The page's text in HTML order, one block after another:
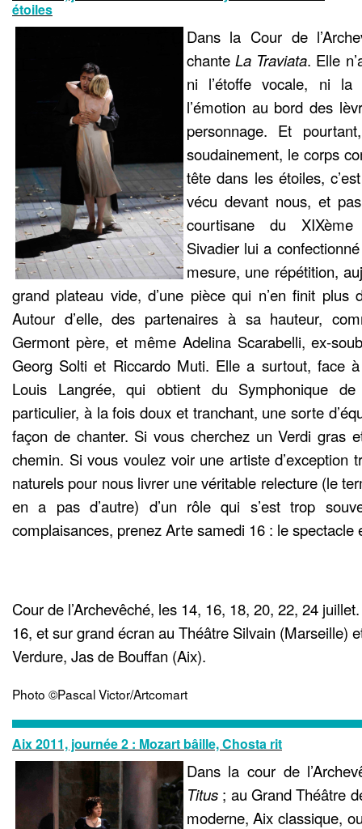
étoiles
Dans la Cour de
chante La Traviata. Elle
ni l’étoffe vocale, ni
l’émotion au bord des
personnage. Et
soudainement, le corps
tête dans les étoiles,
vécu devant nous, et
courtisane du XIXème
Sivadier lui a
mesure, une répétition,
grand plateau vide, d’une pièce qui n’en finit plus
Autour d’elle, des partenaires à sa hauteur,
Germont père, et même Adelina Scarabelli, ex-
Georg Solti et Riccardo Muti. Elle a surtout, face
Louis Langrée, qui obtient du Symphonique
particulier, à la fois doux et tranchant, une sorte
façon de chanter. Si vous cherchez un Verdi gras
chemin. Si vous voulez voir une artiste d’exception
naturels pour nous livrer une véritable relecture (le
en a pas d’autre) d’un rôle qui s’est trop
complaisances, prenez Arte samedi 16 : le spectacle
Cour de l’Archevêché, les 14, 16, 18, 20, 22, 24
16, et sur grand écran au Théâtre Silvain (Marseille)
Verdure, Jas de Bouffan (Aix).
Photo ©Pascal Victor/Artcomart
Aix 2011, journée 2 : Mozart bâille, Chosta rit
Dans la cour de
Titus; au Grand Théâtre
moderne, Aix classique,